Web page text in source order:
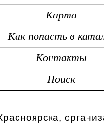
Карта
Как попасть в
Контакты
Поиск